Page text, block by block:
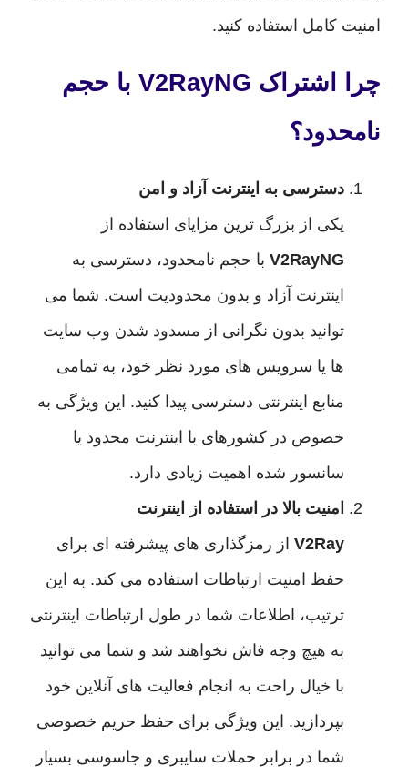
کامل استفاده کنید.
چرا اشتراک V2RayNG با حجم
دسترسی به اینترنت آزاد و امن
یکی از بزرگ ترین مزایای استفاده از
V2RayNGبا حجم نامحدود، دسترسی به
اینترنت آزاد و بدون محدودیت است. شما می
توانید بدون نگرانی از مسدود شدن وب سایت
ها یا سرویس های مورد نظر خود، به تمامی
منابع اینترنتی دسترسی پیدا کنید. این ویژگی به
خصوص در کشورهای با اینترنت محدود یا
سانسور شده اهمیت زیادی دارد.
امنیت بالا در استفاده از اینترنت
از رمزگذاری های پیشرفته ای برای
حفظ امنیت ارتباطات استفاده می کند. به این
ترتیب، اطلاعات شما در طول ارتباطات اینترنتی
به هیچ وجه فاش نخواهند شد و شما می توانید
با خیال راحت به انجام فعالیت های آنلاین خود
بپردازید. این ویژگی برای حفظ حریم خصوصی
شما در برابر حملات سایبری و جاسوسی بسیار